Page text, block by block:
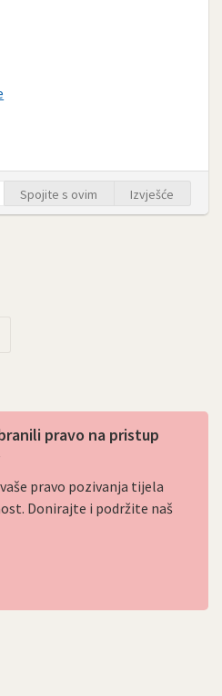
Spojite s ovim Izvješće
pravo na pristup
pravo pozivanja tijela
Donirajte i podržite naš